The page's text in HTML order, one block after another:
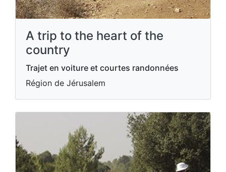
A trip to the heart of the
country
Trajet en voiture et courtes randonnées
Région de Jérusalem